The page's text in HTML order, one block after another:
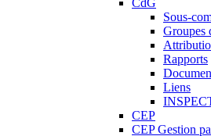
CdG
Sous-
Groupes
Rapports
Liens
CEP
CEP Gestion